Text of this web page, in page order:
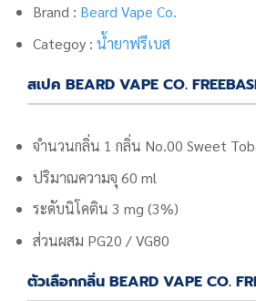
Brand : Beard Vape Co.
Categoy : น้ำยาฟรีเบส
สเปค BEARD VAPE CO.
จำนวนกลิ่น 1 กลิ่น No.00 Sweet
ปริมาณความจุ 60 ml
ระดับนิโคติน 3 mg (3%)
ส่วนผสม PG20 / VG80
ตัวเลือกกลิ่น BEARD VAPE CO.